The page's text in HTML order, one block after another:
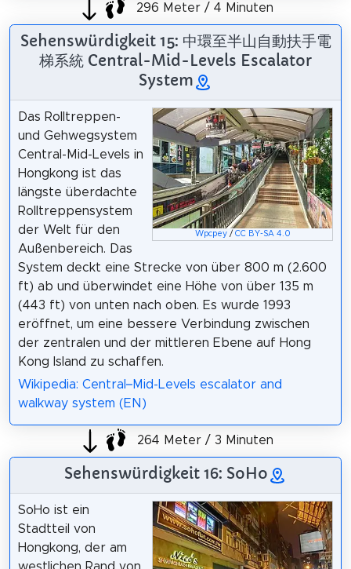
296 Meter / 4 Minuten
Sehenswürdigkeit 15: 中環至半山自動扶手電
梯系統 Central-Mid-Levels Escalator
System
Wpcpey/ CC BY-SA 4.0
Das Rolltreppen-
und Gehwegsystem
Central-Mid-Levels in
Hongkong ist das
längste überdachte
Rolltreppensystem
der Welt für den
Außenbereich. Das
System deckt eine Strecke von über 800 m (2.600
ft) ab und überwindet eine Höhe von über 135 m
(443 ft) von unten nach oben. Es wurde 1993
eröffnet, um eine bessere Verbindung zwischen
der zentralen und der mittleren Ebene auf Hong
Kong Island zu schaffen.
Wikipedia: Central–Mid-Levels escalator and
walkway system (EN)
264 Meter / 3 Minuten
Sehenswürdigkeit 16: SoHo
SoHo ist ein
Stadtteil von
Hongkong, der am